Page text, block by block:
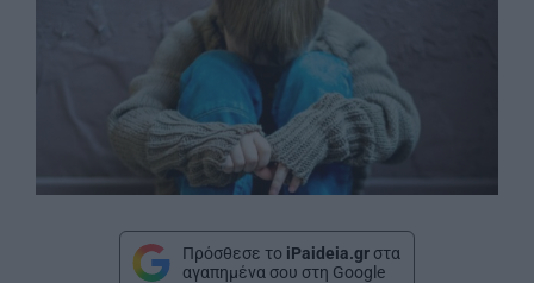
Πρόσθεσε το iPaideia.gr στα
αγαπημένα σου στη Google